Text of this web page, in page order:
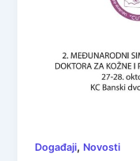
Događaji, Novosti